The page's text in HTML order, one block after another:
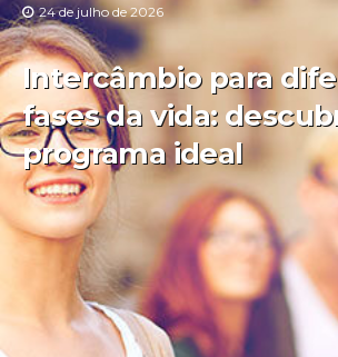
24 de julho de 2026
Intercâmbio para
fases da vida:
programa ideal